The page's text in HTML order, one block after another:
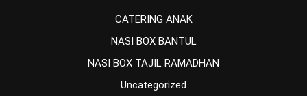
CATERING ANAK
NASI BOX BANTUL
NASI BOX TAJIL RAMADHAN
Uncategorized